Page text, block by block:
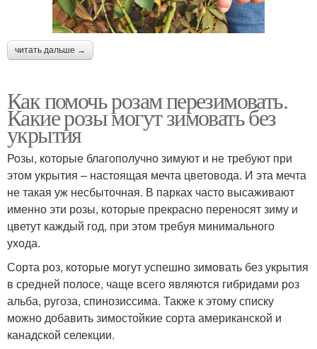
читать дальше →
Как помочь розам перезимовать.
Какие розы могут зимовать без
укрытия
Розы, которые благополучно зимуют и не требуют при
этом укрытия – настоящая мечта цветовода. И эта мечта
не такая уж несбыточная. В парках часто высаживают
именно эти розы, которые прекрасно переносят зиму и
цветут каждый год, при этом требуя минимального
ухода.
Сорта роз, которые могут успешно зимовать без укрытия
в средней полосе, чаще всего являются гибридами роз
альба, ругоза, спинозиссима. Также к этому списку
можно добавить зимостойкие сорта американской и
канадской селекции.